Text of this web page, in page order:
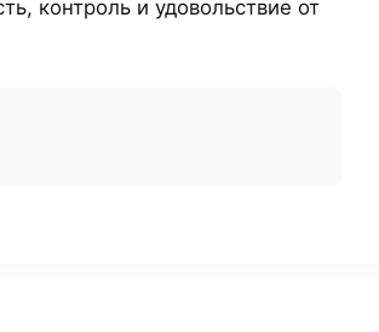
контроль и удовольствие от